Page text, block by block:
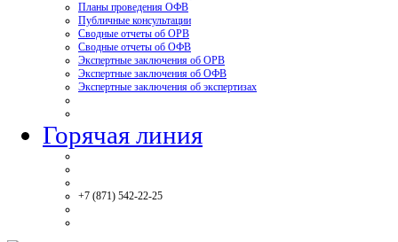
Планы проведения ОФВ
Публичные консультации
Сводные отчеты об ОРВ
Сводные отчеты об ОФВ
Экспертные заключения об ОРВ
Экспертные заключения об ОФВ
Экспертные заключения об экспертизах
Горячая линия
+7 (871) 542-22-25